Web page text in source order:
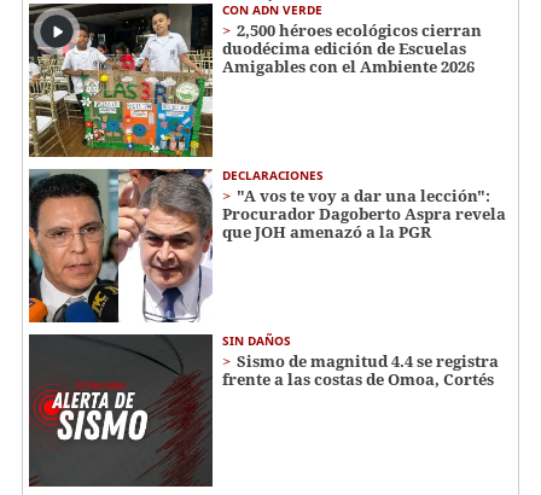
CON ADN VERDE
2,500 héroes ecológicos cierran
duodécima edición de Escuelas
Amigables con el Ambiente 2026
DECLARACIONES
"A vos te voy a dar una lección":
Procurador Dagoberto Aspra revela
que JOH amenazó a la PGR
SIN DAÑOS
Sismo de magnitud 4.4 se registra
frente a las costas de Omoa, Cortés